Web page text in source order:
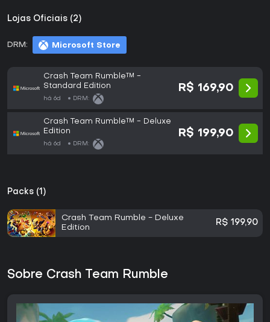
Lojas Oficiais (2)
DRM: Microsoft Store
Crash Team Rumble™ -
Standard Edition
há 6d DRM:
R$ 169,90
Crash Team Rumble™ - Deluxe
Edition
há 6d DRM:
R$ 199,90
Packs (1)
Crash Team Rumble - Deluxe
Edition
R$ 199,90
Sobre Crash Team Rumble